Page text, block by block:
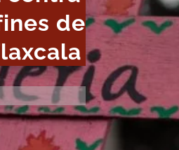
de